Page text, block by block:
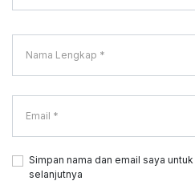
Simpan nama dan email saya
selanjutnya